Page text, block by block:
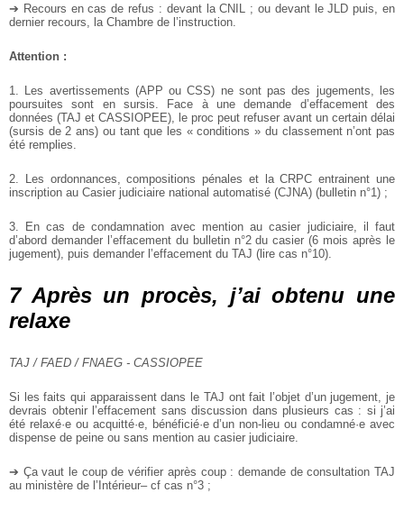
➔ Recours en cas de refus : devant la CNIL ; ou devant le JLD puis, en
dernier recours, la Chambre de l’instruction.
Attention :
1. Les avertissements (APP ou CSS) ne sont pas des jugements, les
poursuites sont en sursis. Face à une demande d’effacement des
données (TAJ et CASSIOPEE), le proc peut refuser avant un certain délai
(sursis de 2 ans) ou tant que les « conditions » du classement n’ont pas
été remplies.
2. Les ordonnances, compositions pénales et la CRPC entrainent une
inscription au Casier judiciaire national automatisé (CJNA) (bulletin n°1) ;
3. En cas de condamnation avec mention au casier judiciaire, il faut
d’abord demander l’effacement du bulletin n°2 du casier (6 mois après le
jugement), puis demander l’effacement du TAJ (lire cas n°10).
7 Après un procès, j’ai obtenu une
relaxe
TAJ / FAED / FNAEG - CASSIOPEE
Si les faits qui apparaissent dans le TAJ ont fait l’objet d’un jugement, je
devrais obtenir l’effacement sans discussion dans plusieurs cas : si j’ai
été relaxé·e ou acquitté·e, bénéficié·e d’un non-lieu ou condamné·e avec
dispense de peine ou sans mention au casier judiciaire.
➔ Ça vaut le coup de vérifier après coup : demande de consultation TAJ
au ministère de l’Intérieur– cf cas n°3 ;